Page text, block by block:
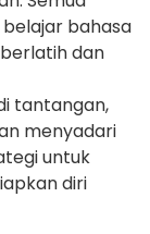
bahasa
dan
tantangan,
menyadari
untuk
diri